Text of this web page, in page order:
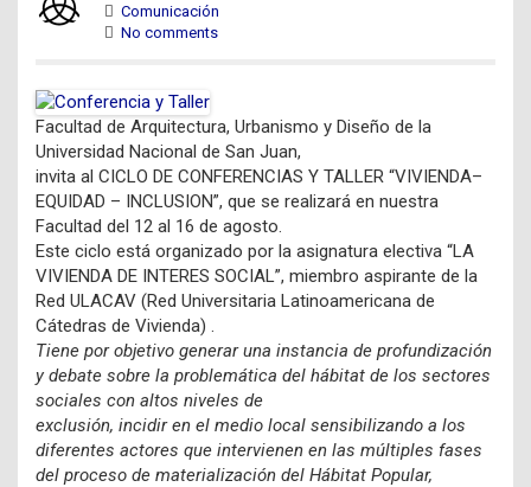
Comunicación
No comments
Facultad de Arquitectura, Urbanismo y Diseño de la
Universidad Nacional de San Juan,
invita al CICLO DE CONFERENCIAS Y TALLER “VIVIENDA–
EQUIDAD – INCLUSION”, que se realizará en nuestra
Facultad del 12 al 16 de agosto.
Este ciclo está organizado por la asignatura electiva “LA
VIVIENDA DE INTERES SOCIAL”, miembro aspirante de la
Red ULACAV (Red Universitaria Latinoamericana de
Cátedras de Vivienda) .
Tiene por objetivo generar una instancia de profundización
y debate sobre la problemática del hábitat de los sectores
sociales con altos niveles de
exclusión, incidir en el medio local sensibilizando a los
diferentes actores que intervienen en las múltiples fases
del proceso de materialización del Hábitat Popular,